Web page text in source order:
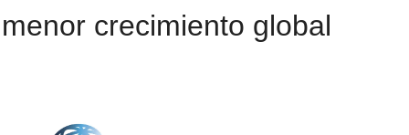
menor crecimiento global